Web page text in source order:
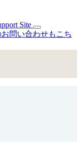
問い合わせもこち